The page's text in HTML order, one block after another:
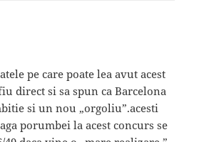
pe care poate lea avut acest
direct si sa spun ca Barcelona
si un nou „orgoliu”.acesti
porumbei la acest concurs se